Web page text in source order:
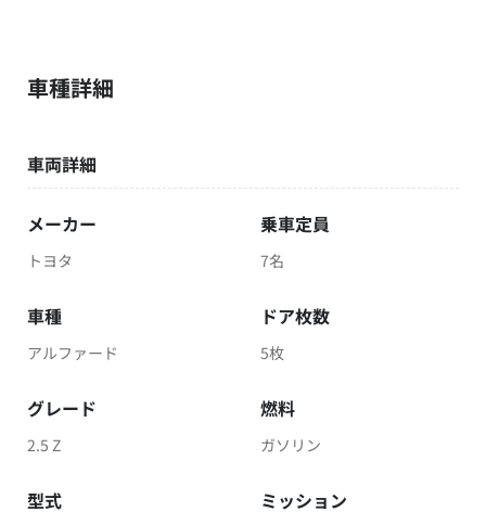
車種詳細
車両詳細
メーカー
トヨタ
乗車定員
7名
車種
アルファード
ドア枚数
5枚
グレード
2.5 Z
燃料
ガソリン
型式 ミッション